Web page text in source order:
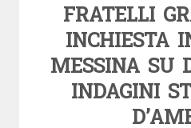
FRATELLI
INCHIESTA
MESSINA SU
INDAGINI